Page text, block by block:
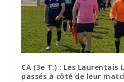
CA (3e T.) : Les
passés à côté de leur